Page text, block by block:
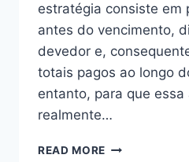
estratégia consiste em
antes do vencimento,
devedor e,
totais pagos ao longo
entanto, para que essa
realmente…
READ MORE QUANDO